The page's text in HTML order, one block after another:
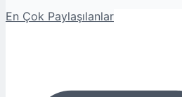
En Çok Paylaşılanlar